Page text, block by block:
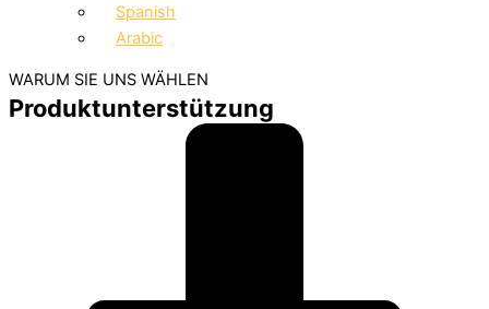
Spanish
Arabic
WARUM SIE UNS WÄHLEN
Produktunterstützung